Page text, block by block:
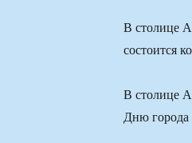
В столице
состоится
В столице
Дню города